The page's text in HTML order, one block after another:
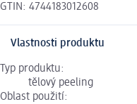
GTIN: 4744183012608
Vlastnosti produktu
Typ produktu:
tělový peeling
Oblast použití: